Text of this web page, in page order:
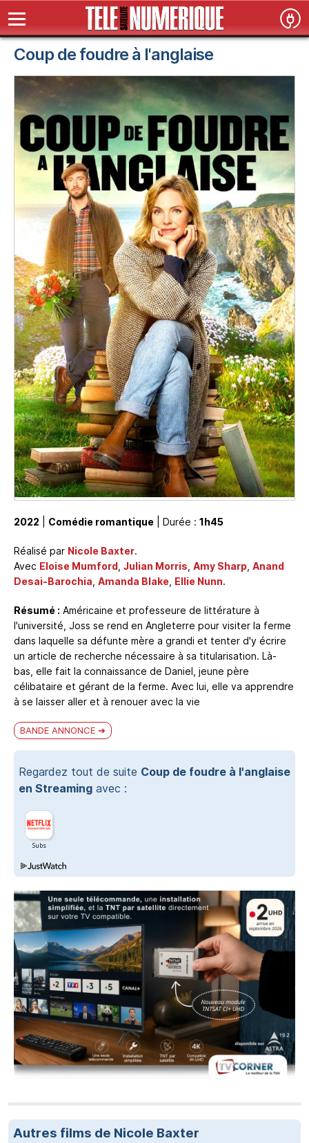
Coup de foudre à l'anglaise
2022 Comédie romantique | Durée : 1h45
Réalisé par Nicole Baxter.
Avec Eloise Mumford , Julian Morris, Amy Sharp, Anand
Desai-Barochia, Amanda Blake, Ellie Nunn.
Résumé : Américaine et professeure de littérature à
l'université, Joss se rend en Angleterre pour visiter la ferme
dans laquelle sa défunte mère a grandi et tenter d'y écrire
un article de recherche nécessaire à sa titularisation. Là-
bas, elle fait la connaissance de Daniel, jeune père
célibataire et gérant de la ferme. Avec lui, elle va apprendre
à se laisser aller et à renouer avec la vie
BANDE ANNONCE
Regardez tout de suite Coup de foudre à l'anglaise
en Streaming avec :
Autres films de Nicole Baxter